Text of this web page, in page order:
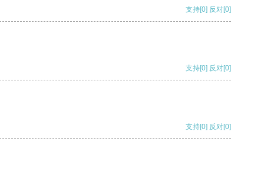
支持[0] 反对[0]
支持[0] 反对[0]
支持[0] 反对[0]